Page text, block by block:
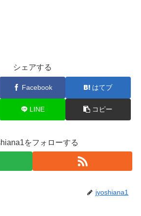
シェアする
Facebook はてブ
LINE コピー
をフォローする
jyoshiana1